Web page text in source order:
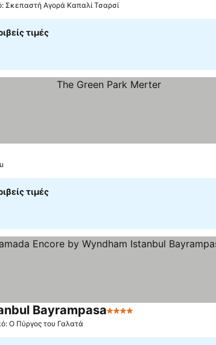
Σκεπαστή Αγορά Καπαλί Τσαρσί
τιμές
τιμές
Bayrampasa4 Αστέρια
Ο Πύργος του Γαλατά